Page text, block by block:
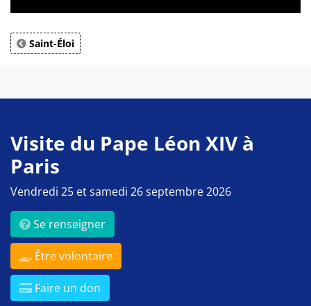
Saint-Éloi
Visite du Pape Léon XIV à
Paris
Vendredi 25 et samedi 26 septembre 2026
Se renseigner
Être volontaire
Faire un don